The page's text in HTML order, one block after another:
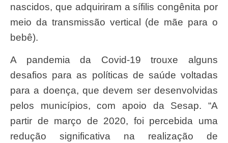
nascidos, que adquiriram a sífilis congênita por
meio da transmissão vertical (de mãe para o
bebê).
A pandemia da Covid-19 trouxe alguns
desafios para as políticas de saúde voltadas
para a doença, que devem ser desenvolvidas
pelos municípios, com apoio da Sesap. “A
partir de março de 2020, foi percebida uma
redução significativa na realização de